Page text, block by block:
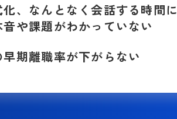
、 なんとなく会話する時間に
や課題がわかっていない
期離職率が下がらない